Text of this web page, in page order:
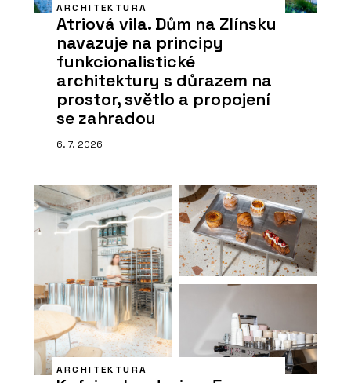
ARCHITEKTURA
Atriová vila. Dům na Zlínsku
navazuje na principy
funkcionalistické
architektury s důrazem na
prostor, světlo a propojení
se zahradou
6. 7. 2026
ARCHITEKTURA